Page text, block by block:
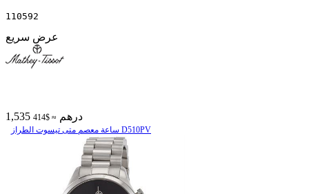
110592
عرض سريع
1,535 درهم ≈ $414
ساعة معصم متی تیسوت الطراز D510PV